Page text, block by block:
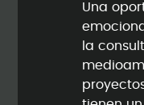
Una
la